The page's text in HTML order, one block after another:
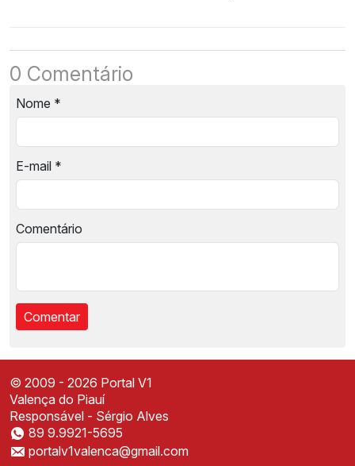
0 Comentário
Nome *
E-mail *
Comentário
Instale o Portal V1
Acesse mais rápido direto da sua tela inicial
© 2009 - 2026 Portal V1
Valença do Piauí
Responsável - Sérgio Alves
89 9.9921-5695
portalv1valenca@gmail.com